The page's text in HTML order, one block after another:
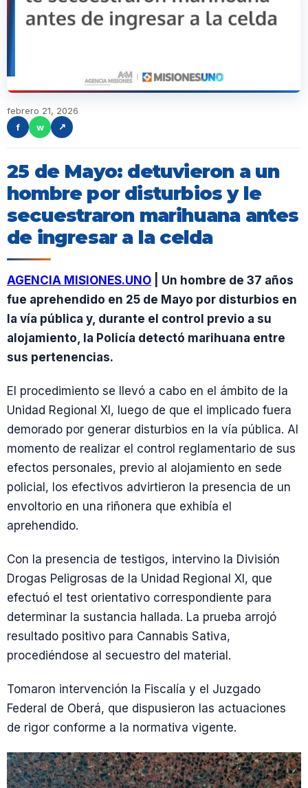
febrero 21, 2026
f
w ↗
25 de Mayo: detuvieron a un
hombre por disturbios y le
secuestraron marihuana antes
de ingresar a la celda
AGENCIA MISIONES.UNO | Un hombre de 37 años
fue aprehendido en 25 de Mayo por disturbios en
la vía pública y, durante el control previo a su
alojamiento, la Policía detectó marihuana entre
sus pertenencias.
El procedimiento se llevó a cabo en el ámbito de la
Unidad Regional XI, luego de que el implicado fuera
demorado por generar disturbios en la vía pública. Al
momento de realizar el control reglamentario de sus
efectos personales, previo al alojamiento en sede
policial, los efectivos advirtieron la presencia de un
envoltorio en una riñonera que exhibía el
aprehendido.
Con la presencia de testigos, intervino la División
Drogas Peligrosas de la Unidad Regional XI, que
efectuó el test orientativo correspondiente para
determinar la sustancia hallada. La prueba arrojó
resultado positivo para Cannabis Sativa,
procediéndose al secuestro del material.
Tomaron intervención la Fiscalía y el Juzgado
Federal de Oberá, que dispusieron las actuaciones
de rigor conforme a la normativa vigente.